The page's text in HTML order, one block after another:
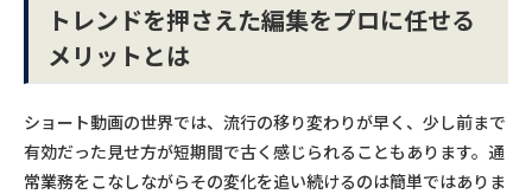
トレンドを押さえた編集をプロに任せる
メリットとは
ショート動画の世界では、流行の移り変わりが早く、少し前まで
有効だった見せ方が短期間で古く感じられることもあります。通
常業務をこなしながらその変化を追い続けるのは簡単ではありま